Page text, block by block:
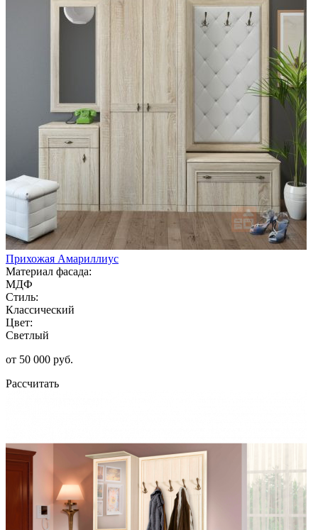
Прихожая Амариллиус
Материал фасада:
МДФ
Стиль:
Классический
Цвет:
Светлый
от 50 000 руб.
Рассчитать